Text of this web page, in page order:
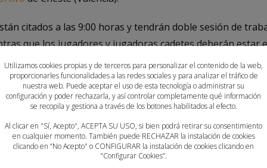
citados a las 9:00 horas y tendrán doble sesión de
que los jugadores y jugadoras cadetes deberán estar
de mañana 11:00 a 12:30 horas y la sesión de
Infantil Femenino
del Complejo Deportivode Cheste (València) acogerá la
Utilizamos cookies propias y de terceros para personalizar el contenido de la web,
proporcionarles funcionalidades a las redes sociales y para analizar el tráfico de
nuestra web. Puede aceptar el uso de esta tecnología o administrar su
configuración y poder rechazarla, y así controlar completamente qué información
se recopila y gestiona a través de los botones habilitados al efecto.
Al clicar en "Sí, Acepto", ACEPTA SU USO, si bien podrá retirar su consentimiento
en cualquier momento. También puede RECHAZAR la instalación de cookies
clicando en “No Acepto" o CONFIGURAR la instalación de cookies clicando en
“Configurar Cookies”.